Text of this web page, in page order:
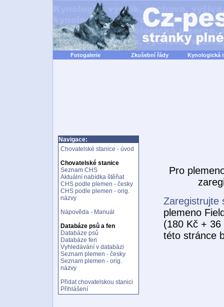
Fotogalerie Zkušební řády Kynologická
Navigace:
Chovatelské stanice - úvod
Chovatelské stanice
Seznam CHS
Aktuální nabídka štěňat
CHS podle plemen - česky
CHS podle plemen - orig.
názvy
Nápověda - Manuál
Databáze psů a fen
Databáze psů
Databáze fen
Vyhledávání v databázi
Seznam plemen - česky
Seznam plemen - orig.
názvy
Přidat chovatelskou stanici
Přihlášení
Pro
Zaregistrujte
plemeno
(180 Kč +
této stránce